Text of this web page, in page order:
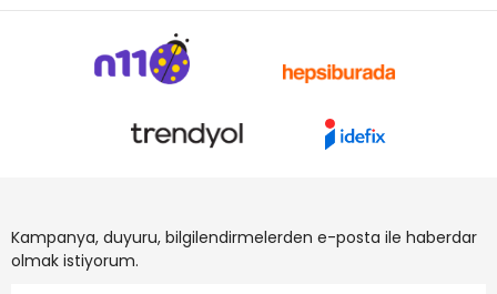
Kampanya, duyuru, bilgilendirmelerden e-posta ile haberdar
olmak istiyorum.